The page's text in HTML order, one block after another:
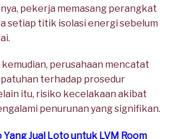
pekerja memasang perangkat
setiap titik isolasi energi sebelum
kemudian, perusahaan mencatat
terhadap prosedur
itu, risiko kecelakaan akibat
penurunan yang signifikan.
Yang Jual Loto untuk LVM Room